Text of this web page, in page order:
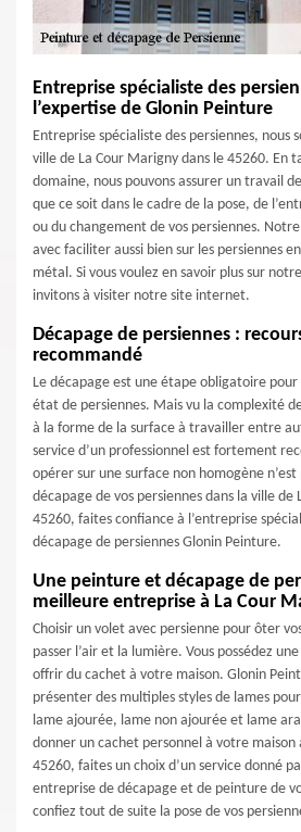
Entreprise spécialiste des
l’expertise de Glonin Peinture
Entreprise spécialiste des persiennes, nous
ville de La Cour Marigny dans le 45260. En
domaine, nous pouvons assurer un travail
que ce soit dans le cadre de la pose, de
ou du changement de vos persiennes.
avec faciliter aussi bien sur les persiennes en
métal. Si vous voulez en savoir plus sur
invitons à visiter notre site internet.
Décapage de persiennes :
recommandé
Le décapage est une étape obligatoire
état de persiennes. Mais vu la complexité
à la forme de la surface à travailler entre
service d’un professionnel est fortement
opérer sur une surface non homogène n’est
décapage de vos persiennes dans la ville de
45260, faites confiance à l’entreprise
décapage de persiennes Glonin Peinture.
Une peinture et décapage de
meilleure entreprise à La Cour
Choisir un volet avec persienne pour ôter
passer l’air et la lumière. Vous possédez
offrir du cachet à votre maison. Glonin
présenter des multiples styles de lames
lame ajourée, lame non ajourée et lame
donner un cachet personnel à votre maison
45260, faites un choix d’un service donné
entreprise de décapage et de peinture de
confiez tout de suite la pose de vos